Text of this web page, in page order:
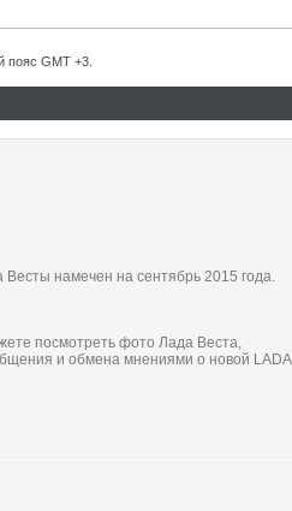
пояс GMT +3.
намечен на сентябрь 2015 года.
посмотреть фото Лада Веста,
и обмена мнениями о новой LADA